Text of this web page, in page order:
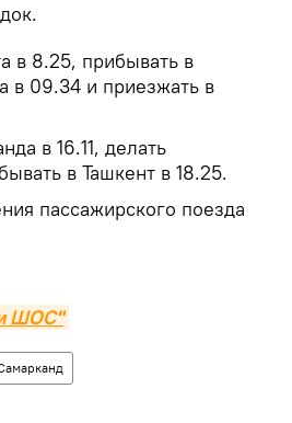
в 8.25, прибывать в
в 09.34 и приезжать в
в 16.11, делать
в Ташкент в 18.25.
пассажирского поезда
ШОС"